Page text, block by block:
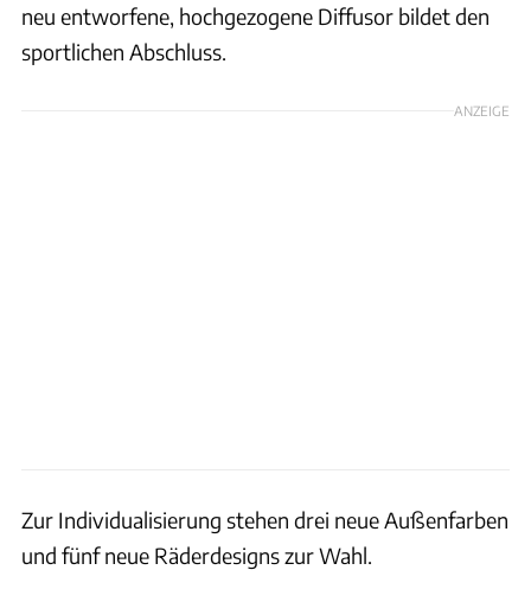
neu entworfene, hochgezogene Diffusor bildet den
sportlichen Abschluss.
ANZEIGE
Zur Individualisierung stehen drei neue Außenfarben
und fünf neue Räderdesigns zur Wahl.